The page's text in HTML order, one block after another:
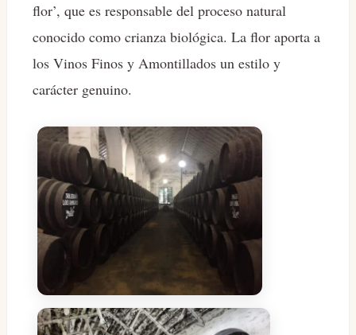
flor’, que es responsable del proceso natural
conocido como crianza biológica. La flor aporta a
los Vinos Finos y Amontillados un estilo y
carácter genuino.